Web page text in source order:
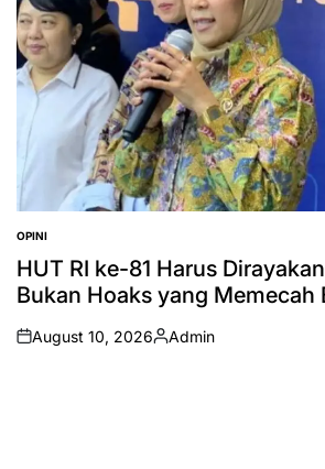
POSTED
IN
OPINI
HUT RI ke-81 Harus
Bukan Hoaks yang Memecah
on
August 10, 2026
Posted
Admin